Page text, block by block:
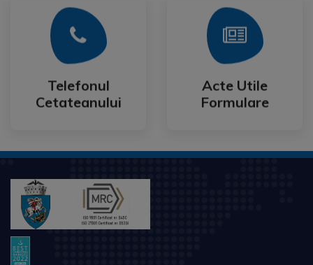
Telefonul
Cetateanului
Telefonul
Cetateanului
Mai Mult
Acte Utile
Formulare
Acte Utile
Formulare
Mai Mult